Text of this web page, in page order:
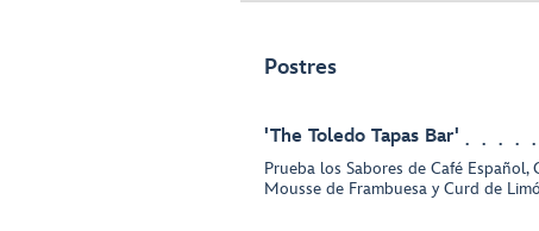
Postres
'The Toledo Tapas Bar'
Prueba los Sabores de Café Español,
Mousse de Frambuesa y Curd de